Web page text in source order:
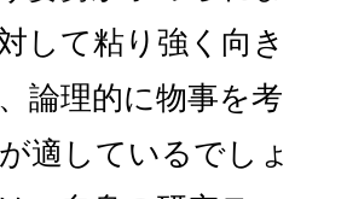
して粘り強く向き
論理的に物事を考
適しているでしょ